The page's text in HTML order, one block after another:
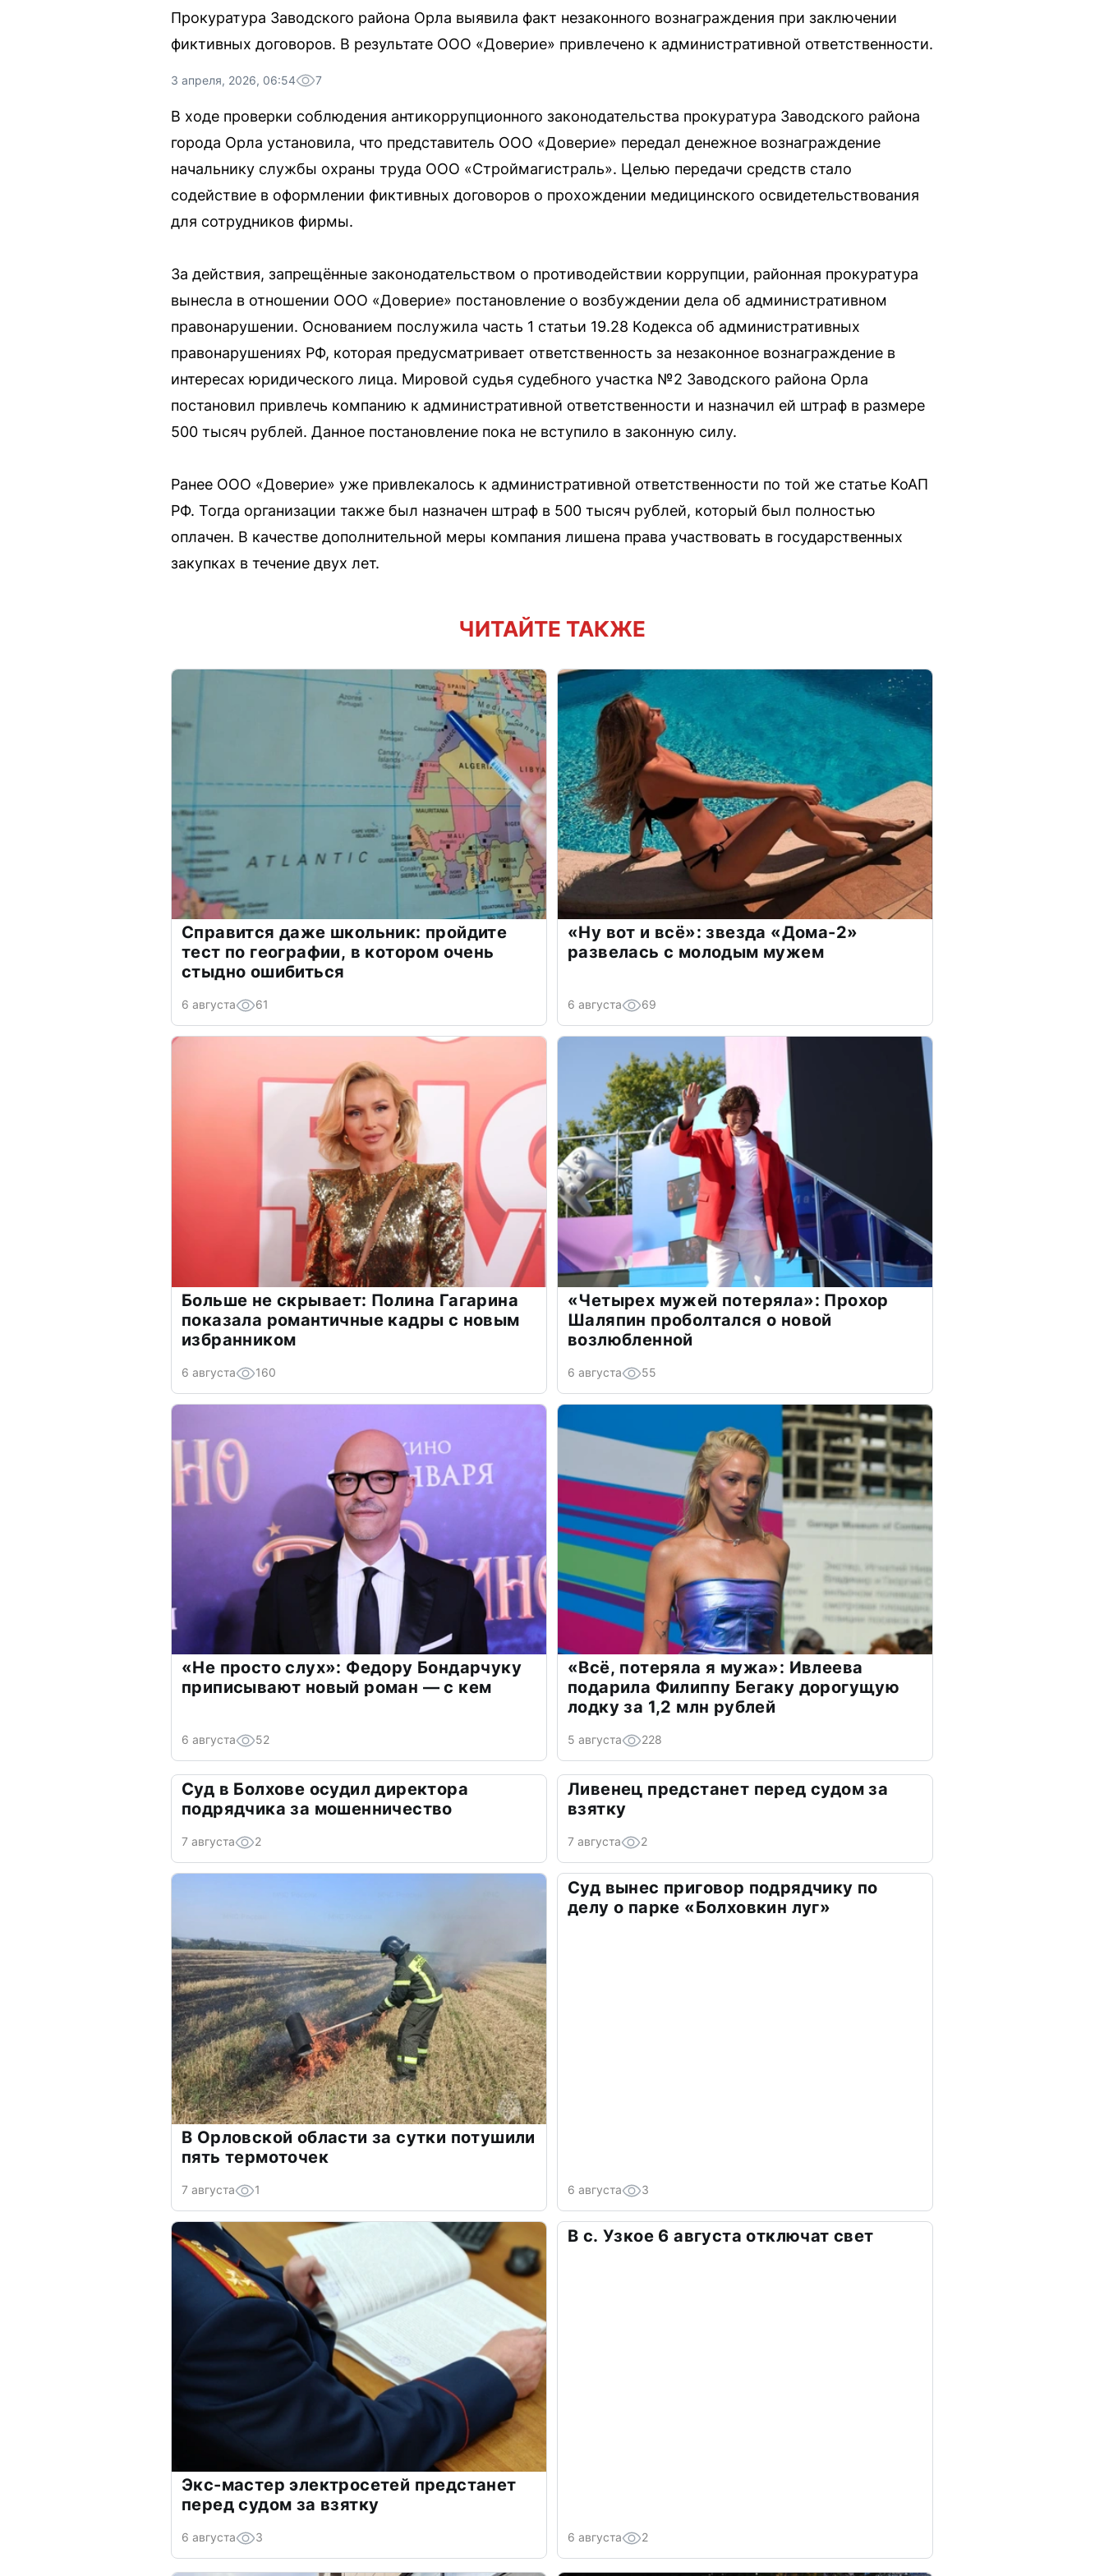
Прокуратура Заводского района Орла выявила факт незаконного вознаграждения при заключении
фиктивных договоров. В результате ООО «Доверие» привлечено к административной ответственности.
3 апреля, 2026, 06:54 7
В ходе проверки соблюдения антикоррупционного законодательства прокуратура Заводского района
города Орла установила, что представитель ООО «Доверие» передал денежное вознаграждение
начальнику службы охраны труда ООО «Строймагистраль». Целью передачи средств стало
содействие в оформлении фиктивных договоров о прохождении медицинского освидетельствования
для сотрудников фирмы.
За действия, запрещённые законодательством о противодействии коррупции, районная прокуратура
вынесла в отношении ООО «Доверие» постановление о возбуждении дела об административном
правонарушении. Основанием послужила часть 1 статьи 19.28 Кодекса об административных
правонарушениях РФ, которая предусматривает ответственность за незаконное вознаграждение в
интересах юридического лица. Мировой судья судебного участка №2 Заводского района Орла
постановил привлечь компанию к административной ответственности и назначил ей штраф в размере
500 тысяч рублей. Данное постановление пока не вступило в законную силу.
Ранее ООО «Доверие» уже привлекалось к административной ответственности по той же статье КоАП
РФ. Тогда организации также был назначен штраф в 500 тысяч рублей, который был полностью
оплачен. В качестве дополнительной меры компания лишена права участвовать в государственных
закупках в течение двух лет.
ЧИТАЙТЕ ТАКЖЕ
Справится даже школьник: пройдите
тест по географии, в котором очень
стыдно ошибиться
6 августа 61
«Ну вот и всё»: звезда «Дома-2»
развелась с молодым мужем
6 августа 69
Больше не скрывает: Полина Гагарина
показала романтичные кадры с новым
избранником
6 августа 160
«Четырех мужей потеряла»: Прохор
Шаляпин проболтался о новой
возлюбленной
6 августа 55
«Не просто слух»: Федору Бондарчуку
приписывают новый роман — с кем
6 августа 52
«Всё, потеряла я мужа»: Ивлеева
подарила Филиппу Бегаку дорогущую
лодку за 1,2 млн рублей
5 августа 228
Суд в Болхове осудил директора
подрядчика за мошенничество
7 августа 2
Ливенец предстанет перед судом за
взятку
7 августа 2
В Орловской области за сутки потушили
пять термоточек
7 августа 1
Суд вынес приговор подрядчику по
делу о парке «Болховкин луг»
6 августа 3
Экс-мастер электросетей предстанет
перед судом за взятку
6 августа 3
В с. Узкое 6 августа отключат свет
6 августа 2